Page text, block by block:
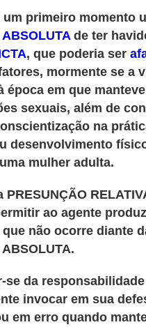
um primeiro momento
de ter
, que poderia ser
mormente se a
época em que
sexuais, além de
na
desenvolvimento
mulher adulta.
PRESUNÇÃO
ao agente
não ocorre diante
se da
invocar em sua
em erro quando